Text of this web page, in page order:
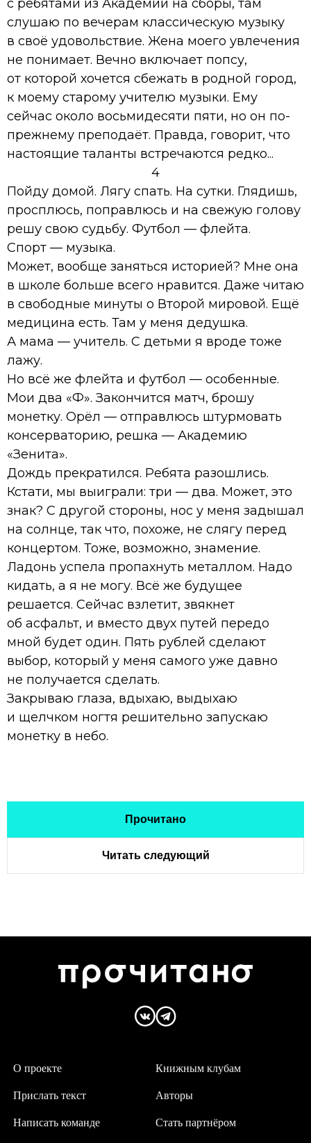
с ребятами из Академии на сборы, там
слушаю по вечерам классическую музыку
в своё удовольствие. Жена моего увлечения
не понимает. Вечно включает попсу,
от которой хочется сбежать в родной город,
к моему старому учителю музыки. Ему
сейчас около восьмидесяти пяти, но он по-
прежнему преподаёт. Правда, говорит, что
настоящие таланты встречаются редко...
4
Пойду домой. Лягу спать. На сутки. Глядишь,
просплюсь, поправлюсь и на свежую голову
решу свою судьбу. Футбол — флейта.
Спорт — музыка.
Может, вообще заняться историей? Мне она
в школе больше всего нравится. Даже читаю
в свободные минуты о Второй мировой. Ещё
медицина есть. Там у меня дедушка.
А мама — учитель. С детьми я вроде тоже
лажу.
Но всё же флейта и футбол — особенные.
Мои два «Ф». Закончится матч, брошу
монетку. Орёл — отправлюсь штурмовать
консерваторию, решка — Академию
«Зенита».
Дождь прекратился. Ребята разошлись.
Кстати, мы выиграли: три — два. Может, это
знак? С другой стороны, нос у меня задышал
на солнце, так что, похоже, не слягу перед
концертом. Тоже, возможно, знамение.
Ладонь успела пропахнуть металлом. Надо
кидать, а я не могу. Всё же будущее
решается. Сейчас взлетит, звякнет
об асфальт, и вместо двух путей передо
мной будет один. Пять рублей сделают
выбор, который у меня самого уже давно
не получается сделать.
Закрываю глаза, вдыхаю, выдыхаю
и щелчком ногтя решительно запускаю
монетку в небо.
Прочитано
Читать следующий
О проекте
Написать команде
Авторы
Прислать текст
Книжным клубам
Стать партнёром